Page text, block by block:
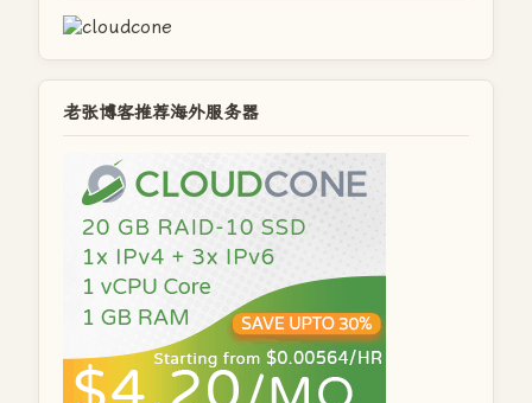
老张博客推荐海外服务器